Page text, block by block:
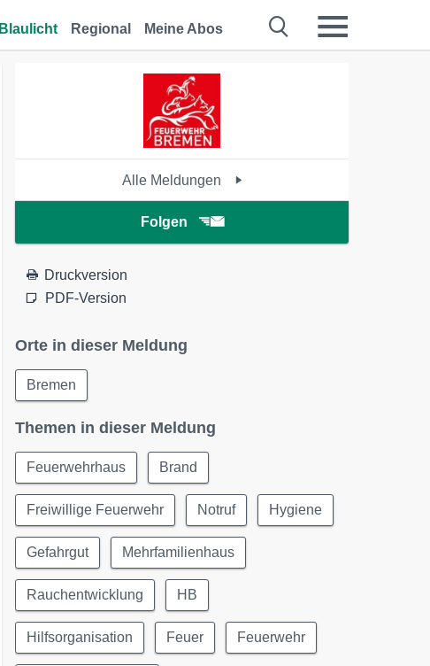
Blaulicht Regional Meine Abos
Alle Meldungen
Folgen
Druckversion
PDF-Version
Orte in dieser Meldung
Bremen
Themen in dieser Meldung
Feuerwehrhaus Brand
Freiwillige Feuerwehr Notruf Hygiene
Gefahrgut Mehrfamilienhaus
Rauchentwicklung HB
Hilfsorganisation Feuer Feuerwehr